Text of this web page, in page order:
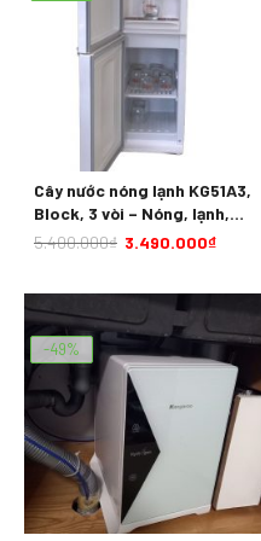
Cây nước nóng lạnh KG51A3,
Block, 3 vòi – Nóng, lạnh,
thường
5.400.000₫ 3.490.000₫
-49%